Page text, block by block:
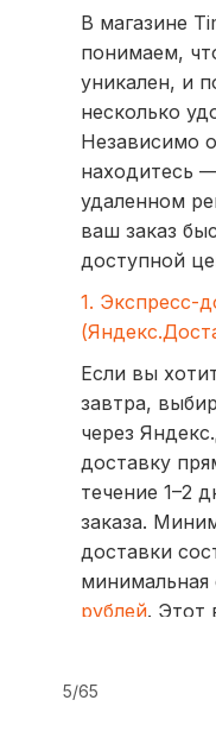
В магазине
понимаем,
уникален, и
несколько
Независимо
находитесь
удаленном
ваш заказ
доступной
1. Экспресс-
Если вы
завтра,
через
доставку
течение 1–2
заказа.
доставки
рублей. Этот
5/65